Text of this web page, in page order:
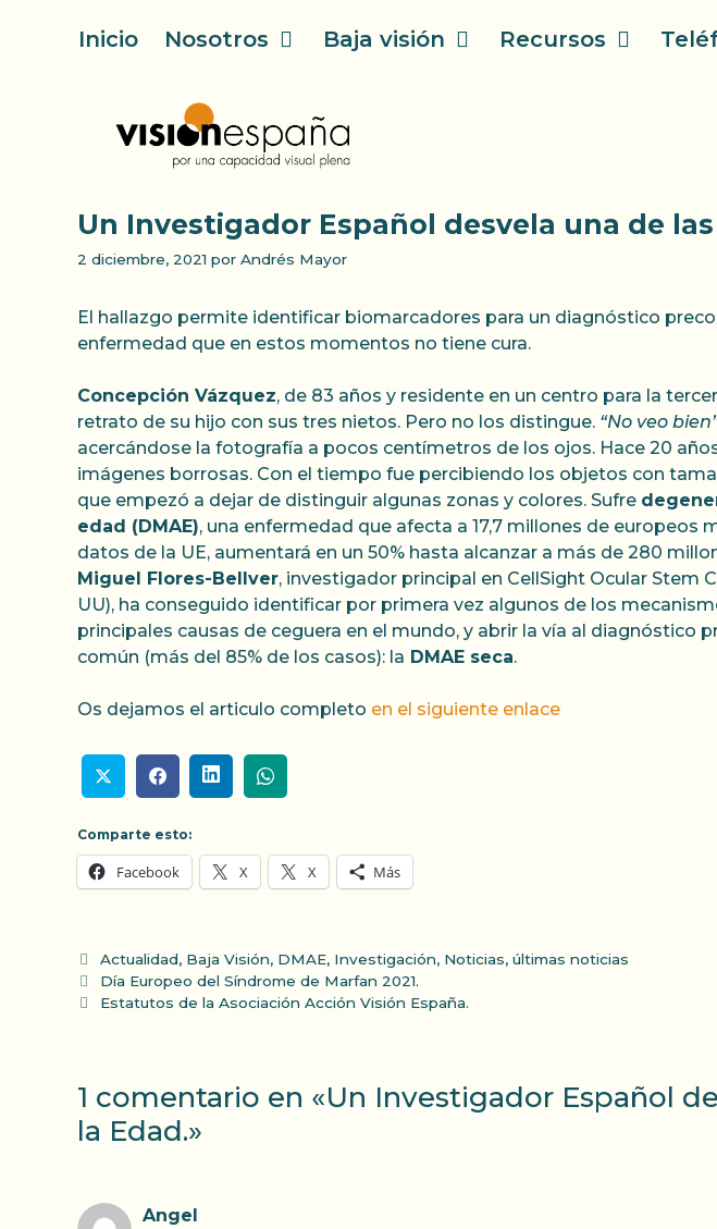
Inicio Nosotros Baja visión Recursos
Un Investigador Español desvela una de
2 diciembre, 2021 por Andrés Mayor
El hallazgo permite identificar biomarcadores para un diagnóstico
enfermedad que en estos momentos no tiene cura.
Concepción Vázquez, de 83 años y residente en un centro para la
retrato de su hijo con sus tres nietos. Pero no los distingue.“No veo
acercándose la fotografía a pocos centímetros de los ojos. Hace 20
imágenes borrosas. Con el tiempo fue percibiendo los objetos con
que empezó a dejar de distinguir algunas zonas y colores. Sufre
edad (DMAE), una enfermedad que afecta a 17,7 millones de europeos
datos de la UE, aumentará en un 50% hasta alcanzar a más de 280
Miguel Flores-Bellver, investigador principal en CellSight Ocular Stem
UU), ha conseguido identificar por primera vez algunos de los
principales causas de ceguera en el mundo, y abrir la vía al
común (más del 85% de los casos): la DMAE seca.
Os dejamos el articulo completo en el siguiente enlace
Comparte esto:
Facebook X X Más
Categorías
Actualidad, Baja Visión, DMAE, Investigación, Noticias, últimas noticias
Día Europeo del Síndrome de Marfan 2021.
Estatutos de la Asociación Acción Visión España.
1 comentario en «Un Investigador Español
la Edad.»
Angel